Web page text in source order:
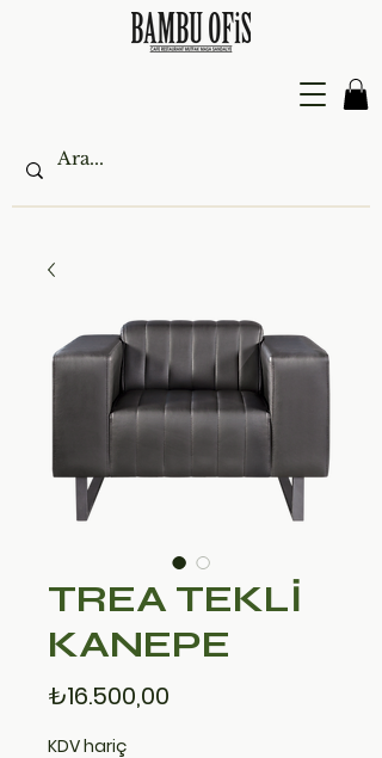
TREA TEKLİ
KANEPE
₺16.500,00
KDV hariç